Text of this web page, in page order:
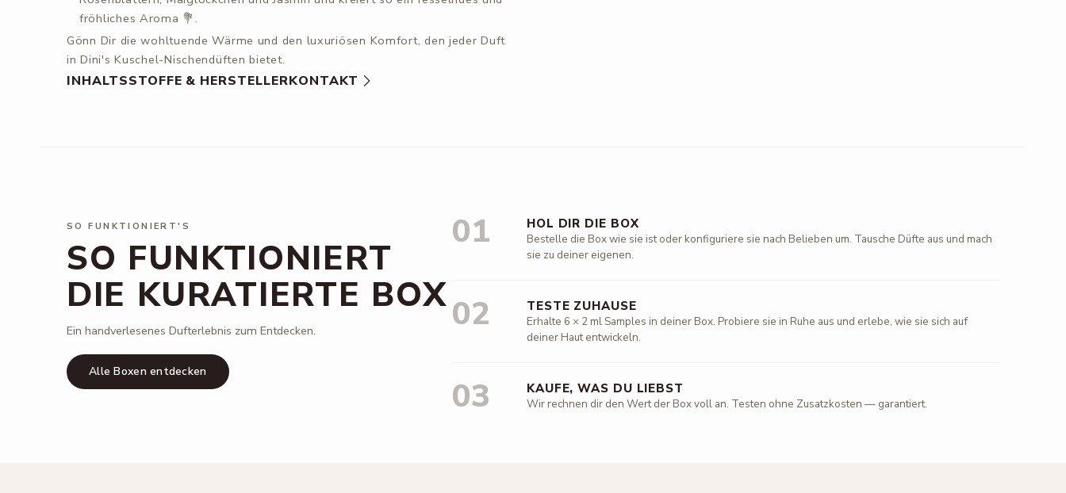
fröhliches Aroma 💐.
Gönn Dir die wohltuende Wärme und den luxuriösen Komfort, den jeder Duft
in Dini's Kuschel-Nischendüften bietet.
INHALTSSTOFFE & HERSTELLERKONTAKT
SO FUNKTIONIERT'S
SO FUNKTIONIERT
DIE KURATIERTE BOX
Ein handverlesenes Dufterlebnis zum Entdecken.
Alle Boxen entdecken
01 HOL DIR DIE BOX
Bestelle die Box wie sie ist oder konfiguriere sie nach Belieben um. Tausche Düfte aus und mach
sie zu deiner eigenen.
02 TESTE ZUHAUSE
Erhalte 6 × 2 ml Samples in deiner Box. Probiere sie in Ruhe aus und erlebe, wie sie sich auf
deiner Haut entwickeln.
03 KAUFE, WAS DU LIEBST
Wir rechnen dir den Wert der Box voll an. Testen ohne Zusatzkosten — garantiert.